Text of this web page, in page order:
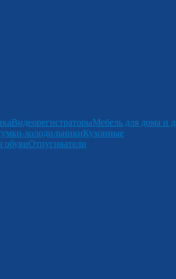
ВидеорегистраторыМебель для дома и
холодильникиКухонные
обувиОтпугиватели